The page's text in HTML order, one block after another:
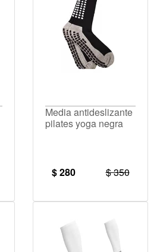
Media antideslizante
pilates yoga negra
$ 280 $ 350